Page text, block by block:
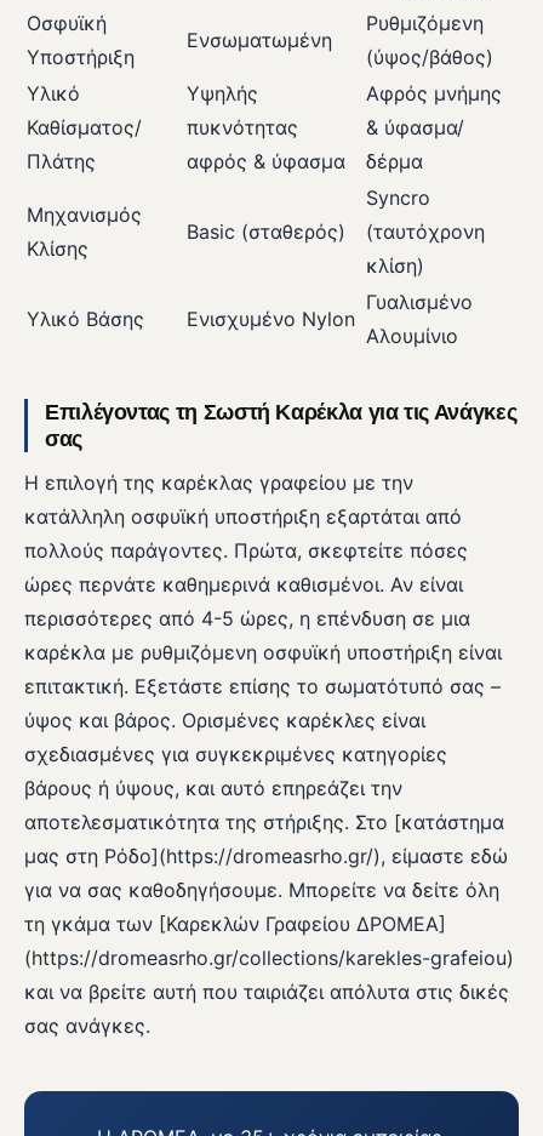
Οσφυϊκή
Υποστήριξη
Ενσωματωμένη
Ρυθμιζόμενη
(ύψος/βάθος)
Υλικό
Καθίσματος/
Πλάτης
Υψηλής
πυκνότητας
αφρός & ύφασμα
Αφρός μνήμης
& ύφασμα/
δέρμα
Μηχανισμός
Κλίσης
Basic (σταθερός)
Syncro
(ταυτόχρονη
κλίση)
Υλικό Βάσης Ενισχυμένο Nylon
Γυαλισμένο
Αλουμίνιο
Επιλέγοντας τη Σωστή Καρέκλα για τις Ανάγκες
σας
Η επιλογή της καρέκλας γραφείου με την
κατάλληλη οσφυϊκή υποστήριξη εξαρτάται από
πολλούς παράγοντες. Πρώτα, σκεφτείτε πόσες
ώρες περνάτε καθημερινά καθισμένοι. Αν είναι
περισσότερες από 4-5 ώρες, η επένδυση σε μια
καρέκλα με ρυθμιζόμενη οσφυϊκή υποστήριξη είναι
επιτακτική. Εξετάστε επίσης το σωματότυπό σας –
ύψος και βάρος. Ορισμένες καρέκλες είναι
σχεδιασμένες για συγκεκριμένες κατηγορίες
βάρους ή ύψους, και αυτό επηρεάζει την
αποτελεσματικότητα της στήριξης. Στο [κατάστημα
μας στη Ρόδο](https://dromeasrho.gr/), είμαστε εδώ
για να σας καθοδηγήσουμε. Μπορείτε να δείτε όλη
τη γκάμα των [Καρεκλών Γραφείου ΔΡΟΜΕΑ]
(https://dromeasrho.gr/collections/karekles-grafeiou)
και να βρείτε αυτή που ταιριάζει απόλυτα στις δικές
σας ανάγκες.